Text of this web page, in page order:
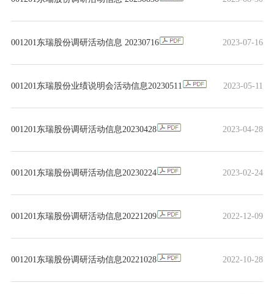
001201东瑞股份调研活动信息 20230716 2023-07-16
001201东瑞股份业绩说明会活动信息20230511 2023-05-11
001201东瑞股份调研活动信息20230428 2023-04-28
001201东瑞股份调研活动信息20230224 2023-02-24
001201东瑞股份调研活动信息20221209 2022-12-09
001201东瑞股份调研活动信息20221028 2022-10-28